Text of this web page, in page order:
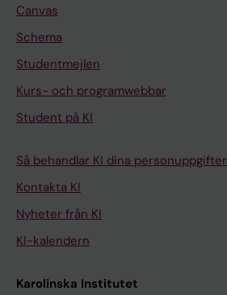
Canvas
Schema
Studentmejlen
Kurs- och programwebbar
Student på KI
Så behandlar KI dina personuppgifter
Kontakta KI
Nyheter från KI
KI-kalendern
Karolinska Institutet